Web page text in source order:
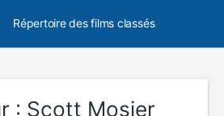
Répertoire des films classés
: Scott Mosier